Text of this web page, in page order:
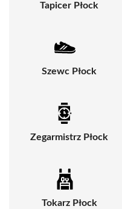
Tapicer Płock
Szewc Płock
Zegarmistrz Płock
Tokarz Płock